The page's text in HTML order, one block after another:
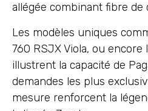
allégée combinant fibre de
Les modèles uniques
760 RSJX Viola, ou encore
illustrent la capacité de
demandes les plus
mesure renforcent la